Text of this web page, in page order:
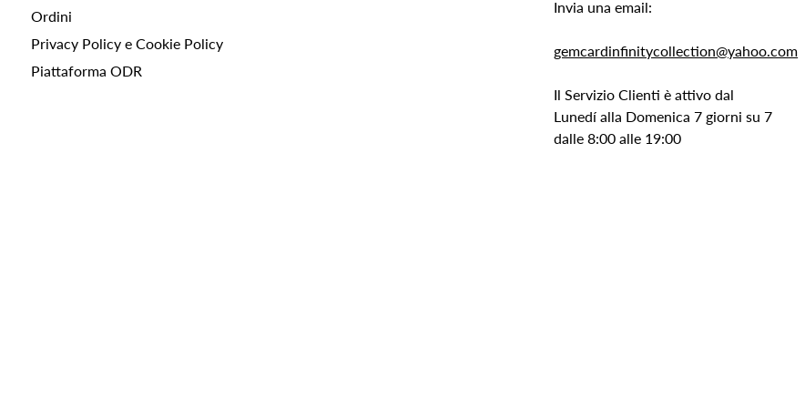
Ordini
Privacy Policy e Cookie Policy
Piattaforma ODR
Invia una email:
gemcardinfinitycollection@yahoo.com
Il Servizio Clienti è attivo dal
Lunedí alla Domenica 7 giorni su 7
dalle 8:00 alle 19:00